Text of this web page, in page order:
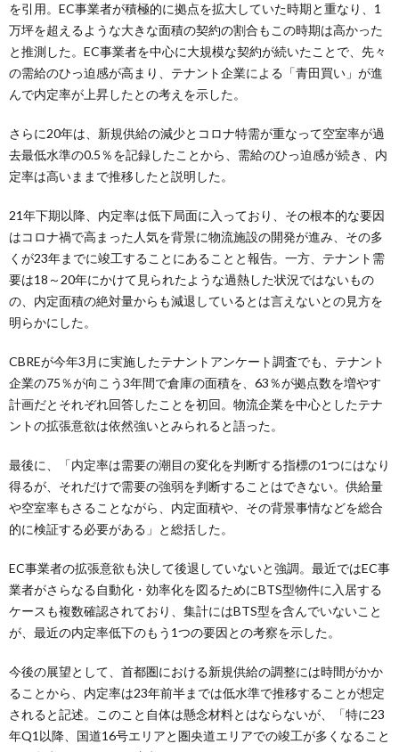
を引用。EC事業者が積極的に拠点を拡大していた時期と重なり、1
万坪を超えるような大きな面積の契約の割合もこの時期は高かった
と推測した。EC事業者を中心に大規模な契約が続いたことで、先々
の需給のひっ迫感が高まり、テナント企業による「青田買い」が進
んで内定率が上昇したとの考えを示した。
さらに20年は、新規供給の減少とコロナ特需が重なって空室率が過
去最低水準の0.5％を記録したことから、需給のひっ迫感が続き、内
定率は高いままで推移したと説明した。
21年下期以降、内定率は低下局面に入っており、その根本的な要因
はコロナ禍で高まった人気を背景に物流施設の開発が進み、その多
くが23年までに竣工することにあることと報告。一方、テナント需
要は18～20年にかけて見られたような過熱した状況ではないもの
の、内定面積の絶対量からも減退しているとは言えないとの見方を
明らかにした。
CBREが今年3月に実施したテナントアンケート調査でも、テナント
企業の75％が向こう3年間で倉庫の面積を、63％が拠点数を増やす
計画だとそれぞれ回答したことを初回。物流企業を中心としたテナ
ントの拡張意欲は依然強いとみられると語った。
最後に、「内定率は需要の潮目の変化を判断する指標の1つにはなり
得るが、それだけで需要の強弱を判断することはできない。供給量
や空室率もさることながら、内定面積や、その背景事情などを総合
的に検証する必要がある」と総括した。
EC事業者の拡張意欲も決して後退していないと強調。最近ではEC事
業者がさらなる自動化・効率化を図るためにBTS型物件に入居する
ケースも複数確認されており、集計にはBTS型を含んでいないこと
が、最近の内定率低下のもう1つの要因との考察を示した。
今後の展望として、首都圏における新規供給の調整には時間がかか
ることから、内定率は23年前半までは低水準で推移することが想定
されると記述。このこと自体は懸念材料とはならないが、「特に23
年Q1以降、国道16号エリアと圏央道エリアでの竣工が多くなること